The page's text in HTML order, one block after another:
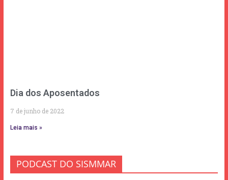
Dia dos Aposentados
7 de junho de 2022
Leia mais »
PODCAST DO SISMMAR